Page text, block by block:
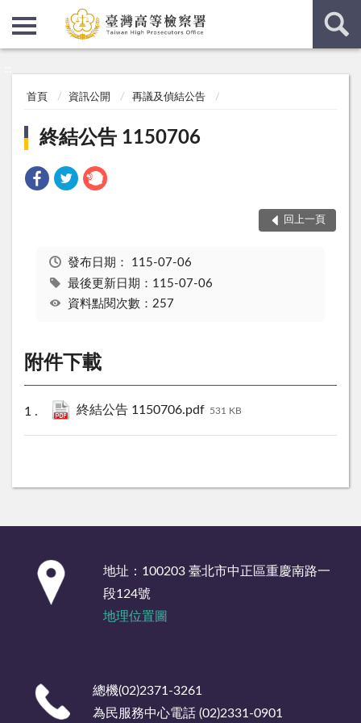
首頁 資訊公開 再議及偵結公告
終結公告 1150706
回上一頁
發布日期： 115-07-06
最後更新日期：115-07-06
資料點閱次數：257
附件下載
終結公告 1150706.pdf 531 KB
地址：100203 臺北市中正區重慶南路一
段124號
地理位置圖
總機(02)2371-3261
為民服務中心電話 (02)2331-0901